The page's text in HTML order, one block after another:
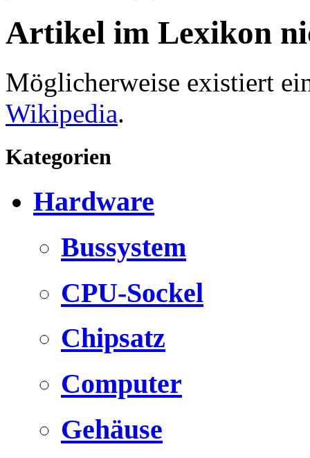
Artikel im Lexikon
Möglicherweise existiert
Wikipedia.
Kategorien
Hardware
Bussystem
CPU-Sockel
Chipsatz
Computer
Gehäuse